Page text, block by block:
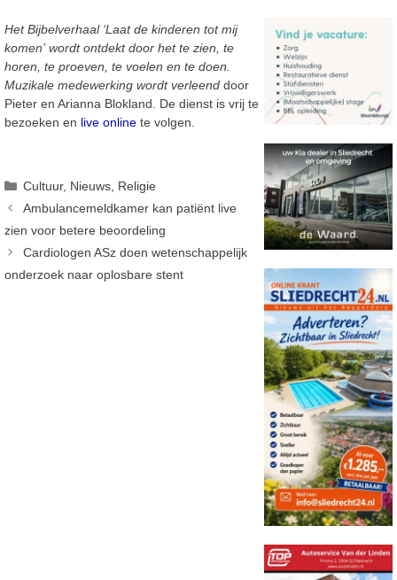
Het Bijbelverhaal‘Laat de kinderen tot mij
komen’ wordtontdekt door het te zien, te
horen, te proeven, te voelen en te doen.
Muzikale medewerking wordtverleend door
Pieter en Arianna Blokland. De dienst is vrij te
bezoeken en live online te volgen.
Categorieën
Cultuur, Nieuws Religie
Ambulancemeldkamer kan patiënt live
zien voor betere beoordeling
Cardiologen ASz doen wetenschappelijk
onderzoek naar oplosbare stent